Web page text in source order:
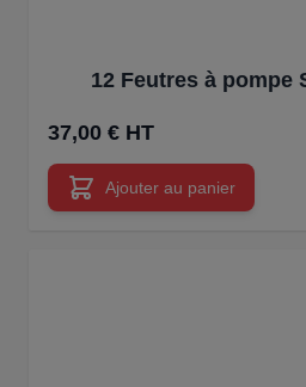
12 Feutres à pompe
37,00 € HT
Ajouter au panier